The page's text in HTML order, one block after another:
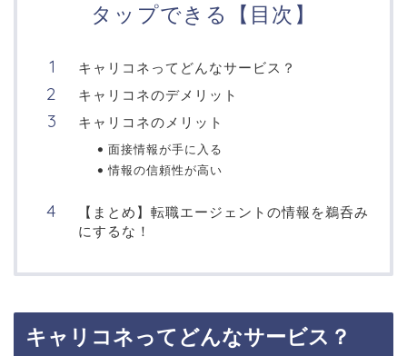
タップできる【目次】
キャリコネってどんなサービス？
キャリコネのデメリット
キャリコネのメリット
面接情報が手に入る
情報の信頼性が高い
【まとめ】転職エージェントの情報を鵜呑み
にするな！
キャリコネってどんなサービス？